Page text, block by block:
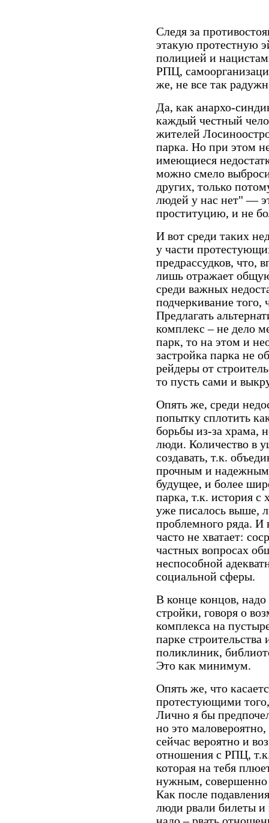
Следя за
этакую протестную
полицией и
РПЦ,
же, не все так
Да, как анархо-
каждый честный
жителей
парка. Но при этом
имеющиеся
можно смело
других, только
людей у нас нет" —
проституцию, и не
И вот среди таких
у части
предрассудков, что,
лишь отражает
среди важных
подчеркивание
Предлагать
комплекс – не дело
парк, то на этом и
застройка парка не
рейдеры от
то пусть сами и
Опять же, среди
попытку сплотить
борьбы из-за храма,
люди. Количество в
создавать, т.к.
прочным и надежным,
будущее, и более
парка, т.к. история
уже писалось выше,
проблемного ряда. И
часто не хватает:
частных вопросах
неспособной
социальной сферы.
В конце концов, надо
стройки, говоря о
комплекса на
парке
поликлиник,
Это как минимум.
Опять же, что
протестующими
Лично я бы
но это
сейчас вероятно и
отношения с РПЦ, т.к.
которая на тебя
нужным, совершенно
Как после
люди рвали билеты и